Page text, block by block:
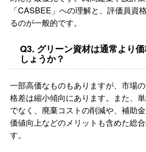
「CASBEE」への理解と、評価員資
るのが一般的です。
Q3. グリーン資材は通常より
しょうか？
一部高価なものもありますが、市場
格差は縮小傾向にあります。また、
でなく、廃棄コストの削減や、補助
価値向上などのメリットも含めた総
す。